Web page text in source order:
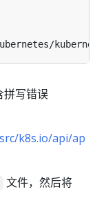
拼写错误
k8s.io/api/ap
文件，然后将